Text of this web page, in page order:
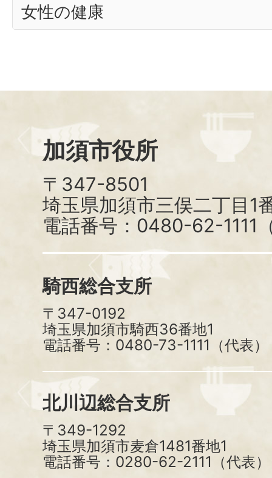
女性の健康
加須市役所
〒347-8501
埼玉県加須市三俣二丁目1
電話番号：0480-62-1111
騎西総合支所
〒347-0192
埼玉県加須市騎西36番地1
電話番号：0480-73-1111（代表）
北川辺総合支所
〒349-1292
埼玉県加須市麦倉1481番地1
電話番号：0280-62-2111（代表）